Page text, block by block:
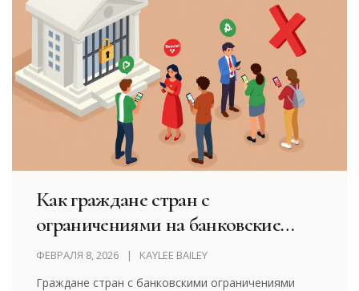
Как граждане стран с
ограничениями на банковские
услуги получают доступ к
криптовалютным биржам
ФЕВРАЛЯ 8, 2026 KAYLEE BAILEY
Граждане стран с банковскими ограничениями